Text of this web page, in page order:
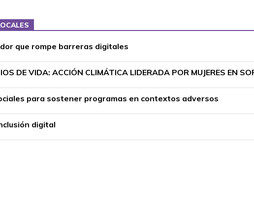
que rompe barreras digitales
DE VIDA: ACCIÓN CLIMÁTICA LIDERADA POR MUJERES EN
para sostener programas en contextos adversos
digital